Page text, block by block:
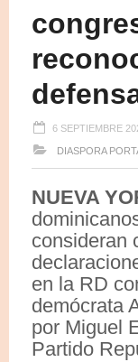
6 SEPTIEMBRE
DIASPORA
NUEVA
consideran
en la RD
demócrata
por Miguel
Partido